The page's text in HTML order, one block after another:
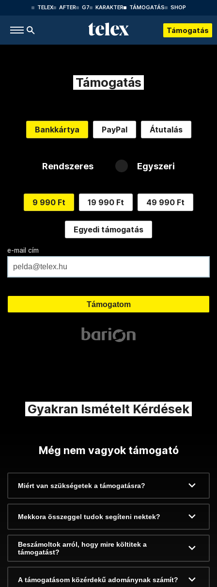
TELEX AFTER G7 KARAKTER TÁMOGATÁS SHOP
Támogatás
Támogatás
Bankkártya PayPal Átutalás
Rendszeres Egyszeri
9 990 Ft 19 990 Ft 49 990 Ft
Egyedi támogatás
e-mail cím
Gyakran Ismételt Kérdések
Még nem vagyok támogató
Miért van szükségetek a támogatásra?
Mekkora összeggel tudok segíteni nektek?
Beszámoltok arról, hogy mire költitek a
támogatást?
A támogatásom közérdekű adománynak számít?